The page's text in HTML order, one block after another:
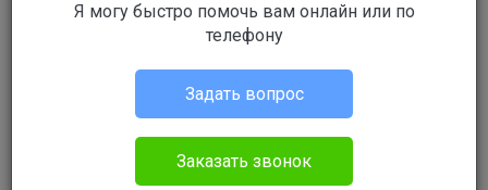
Подписаться Ответов в теме:
Незаконный вывод
капитала за рубеж,
Я могу быстро помочь вам онлайн или по
телефону
Задать вопрос
Заказать звонок